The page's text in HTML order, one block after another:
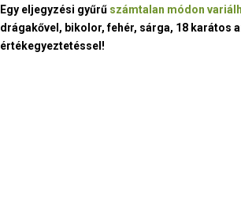
Egy eljegyzési gyűrű számtalan módon
drágakővel, bikolor, fehér, sárga, 18 karátos
értékegyeztetéssel!